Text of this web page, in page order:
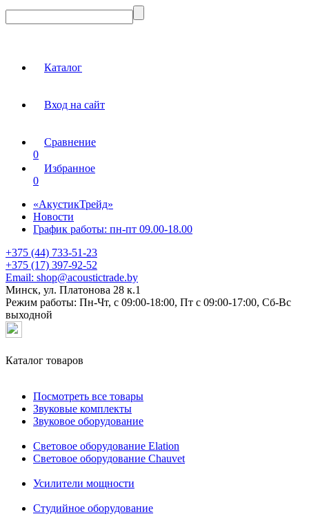
Каталог
Вход на сайт
Сравнение
0
Избранное
0
«АкустикТрейд»
Новости
График работы: пн-пт 09.00-18.00
+375 (44) 733-51-23
+375 (17) 397-92-52
Email: shop@acoustictrade.by
Минск, ул. Платонова 28 к.1
Режим работы: Пн-Чт, с 09:00-18:00, Пт с 09:00-17:00, Сб-Вс
выходной
Каталог товаров
Посмотреть все товары
Звуковые комплекты
Звуковое оборудование
Световое оборудование Elation
Cветовое оборудование Chauvet
Усилители мощности
Студийное оборудование